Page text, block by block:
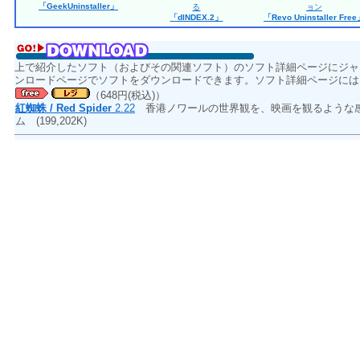
「GeekUninstaller」
る
「dINDEX.2」
ョン
「Revo Uninstaller Free
上で紹介したソフト（およびその関連ソフト）のソフト詳細ページにジ
ンロードページでソフトをダウンロードできます。ソフト詳細ページに
（648円(税込)）
紅蜘蛛 / Red Spider 2.22 香港ノワールの世界観を、映画を観るような
ム (199,202K)